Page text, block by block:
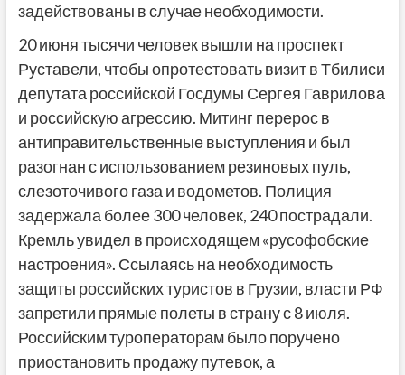
задействованы в случае необходимости.
20 июня тысячи человек вышли на проспект
Руставели, чтобы опротестовать визит в Тбилиси
депутата российской Госдумы Сергея Гаврилова
и российскую агрессию. Митинг перерос в
антиправительственные выступления и был
разогнан с использованием резиновых пуль,
слезоточивого газа и водометов. Полиция
задержала более 300 человек, 240 пострадали.
Кремль увидел в происходящем «русофобские
настроения». Ссылаясь на необходимость
защиты российских туристов в Грузии, власти РФ
запретили прямые полеты в страну с 8 июля.
Российским туроператорам было поручено
приостановить продажу путевок, а